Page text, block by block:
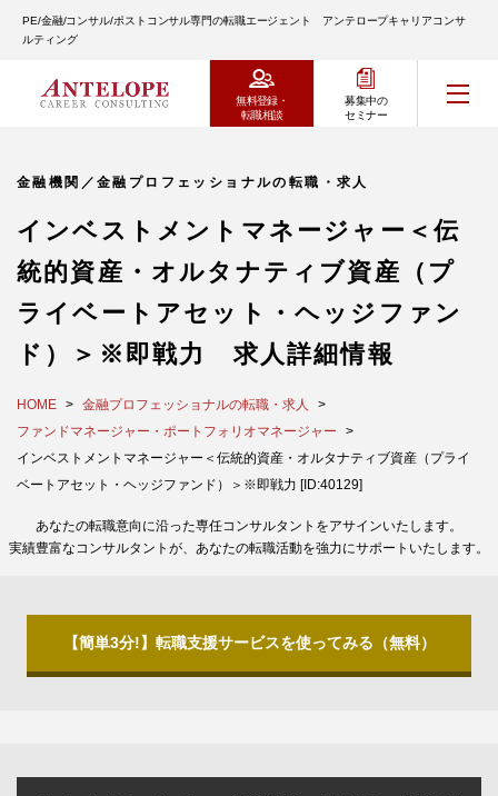
PE/金融/コンサル/ポストコンサル専門の転職エージェント アンテロープキャリアコンサ
ルティング
無料登録・
転職相談
募集中の
セミナー
金融機関／金融プロフェッショナルの転職・求人
インベストメントマネージャー＜伝
統的資産・オルタナティブ資産（プ
ライベートアセット・ヘッジファン
ド）＞※即戦力 求人詳細情報
HOME
金融プロフェッショナルの転職・求人
ファンドマネージャー・ポートフォリオマネージャー
インベストメントマネージャー＜伝統的資産・オルタナティブ資産（プライ
ベートアセット・ヘッジファンド）＞※即戦力 [ID:40129]
あなたの転職意向に沿った専任コンサルタントをアサインいたします。
実績豊富なコンサルタントが、あなたの転職活動を強力にサポートいたします。
【簡単3分!】転職支援サービスを使ってみる（無料）